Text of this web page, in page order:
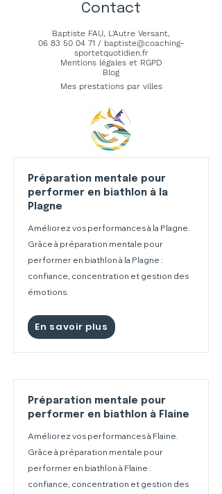
Contact
Baptiste FAU, L'Autre Versant,
06 83 50 04 71/ baptiste@coaching-
sportetquotidien.fr
Mentions légales et RGPD
Blog
Mes prestations par villes
Préparation mentale pour
performer en biathlon à la
Plagne
Améliorez vos performances à la Plagne.
Grâce à préparation mentale pour
performer en biathlon à la Plagne :
confiance, concentration et gestion des
émotions.
En savoir plus
Préparation mentale pour
performer en biathlon à Flaine
Améliorez vos performances à Flaine.
Grâce à préparation mentale pour
performer en biathlon à Flaine :
confiance, concentration et gestion des